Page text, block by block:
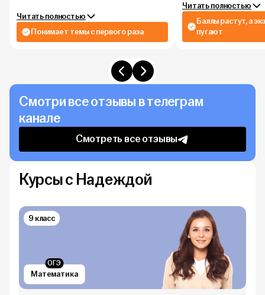
Читать полностью
Понимает темы с первого раза
Читать полностью
Баллы растут, а
пугают
Смотри все отзывы в телеграм
канале
Смотреть все отзывы
Курсы с Надеждой
Математика
ОГЭ
9 класс